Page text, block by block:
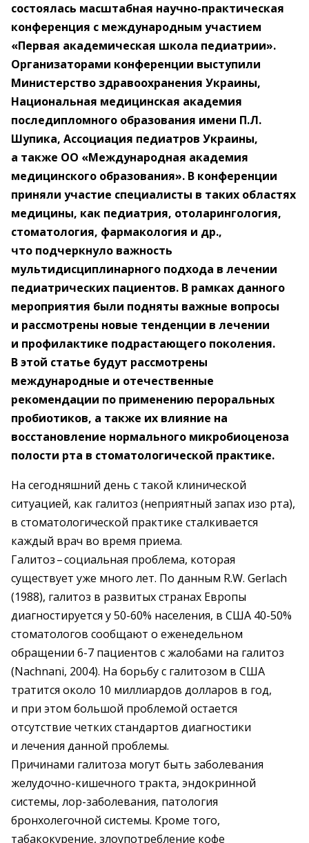
состоялась масштабная научно-практическая
конференция с международным участием
«Первая академическая школа педиатрии».
Организаторами конференции выступили
Министерство здравоохранения Украины,
Национальная медицинская академия
последипломного образования имени П.Л.
Шупика, Ассоциация педиатров Украины,
а также ОО «Международная академия
медицинского образования». В конференции
приняли участие специалисты в таких областях
медицины, как педиатрия, отоларингология,
стоматология, фармакология и др.,
что подчеркнуло важность
мультидисциплинарного подхода в лечении
педиатрических пациентов. В рамках данного
мероприятия были подняты важные вопросы
и рассмотрены новые тенденции в лечении
и профилактике подрастающего поколения.
В этой статье будут рассмотрены
международные и отечественные
рекомендации по применению пероральных
пробиотиков, а также их влияние на
восстановление нормального микробиoценоза
полости рта в стоматологической практике.
На сегодняшний день с такой клинической
ситуацией, как галитоз (неприятный запах изо рта),
в стоматологичес­кой практике сталкивается
каждый врач во время приема.
Галитоз – ​социальная проблема, которая
существует уже много лет. По данным R.W. Gerlach
(1988), галитоз в развитых странах Европы
диагностируется у 50-60% населения, в США 40-50%
стоматологов сообщают о еженедельном
обращении 6-7 пациентов с жалобами на галитоз
(Nachnani, 2004). На борьбу с галитозом в США
тратится около 10 миллиардов долларов в год,
и при этом большой проблемой остается
отсутствие четких стандартов диагностики
и лечения данной проблемы.
Причинами галитоза могут быть заболевания
желудочно-кишечного тракта, эндокринной
системы, лор-заболевания, патология
бронхолегочной системы. Кроме того,
табакокурение, злоупотребление кофе